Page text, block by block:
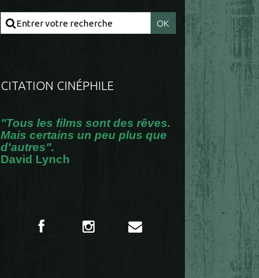
CITATION CINÉPHILE
"Tous les films sont des rêves.
Mais certains un peu plus que
d'autres".
David Lynch